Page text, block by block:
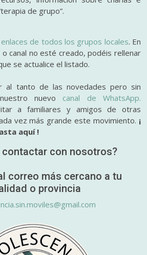
de grupo”.
de todos los grupos locales. En
canal no esté creado, podéis rellenar
se actualice el listado.
al tanto de las novedades pero sin
nuevo canal de WhatsApp.
a familiares y amigos de otras
vez más grande este movimiento. ¡
aquí !
contactar con nosotros?
correo más cercano a tu
o provincia